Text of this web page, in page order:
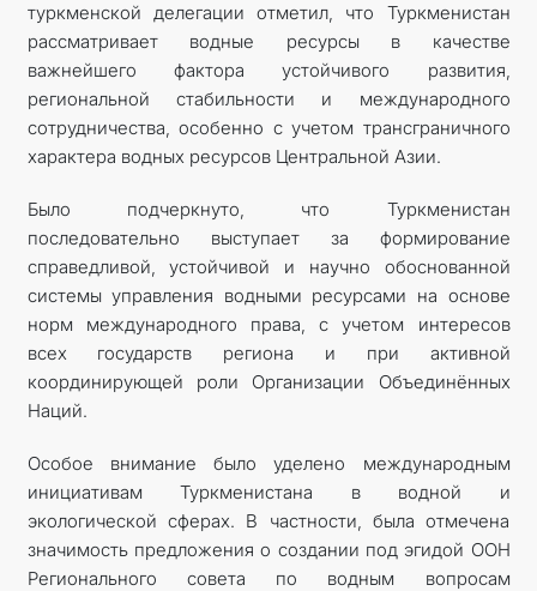
туркменской делегации отметил, что Туркменистан
рассматривает водные ресурсы в качестве
важнейшего фактора устойчивого развития,
региональной стабильности и международного
сотрудничества, особенно с учетом трансграничного
характера водных ресурсов Центральной Азии.
Было подчеркнуто, что Туркменистан
последовательно выступает за формирование
справедливой, устойчивой и научно обоснованной
системы управления водными ресурсами на основе
норм международного права, с учетом интересов
всех государств региона и при активной
координирующей роли Организации Объединённых
Наций.
Особое внимание было уделено международным
инициативам Туркменистана в водной и
экологической сферах. В частности, была отмечена
значимость предложения о создании под эгидой ООН
Регионального совета по водным вопросам